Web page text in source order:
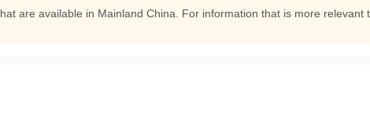
are available in Mainland China. For information that is more